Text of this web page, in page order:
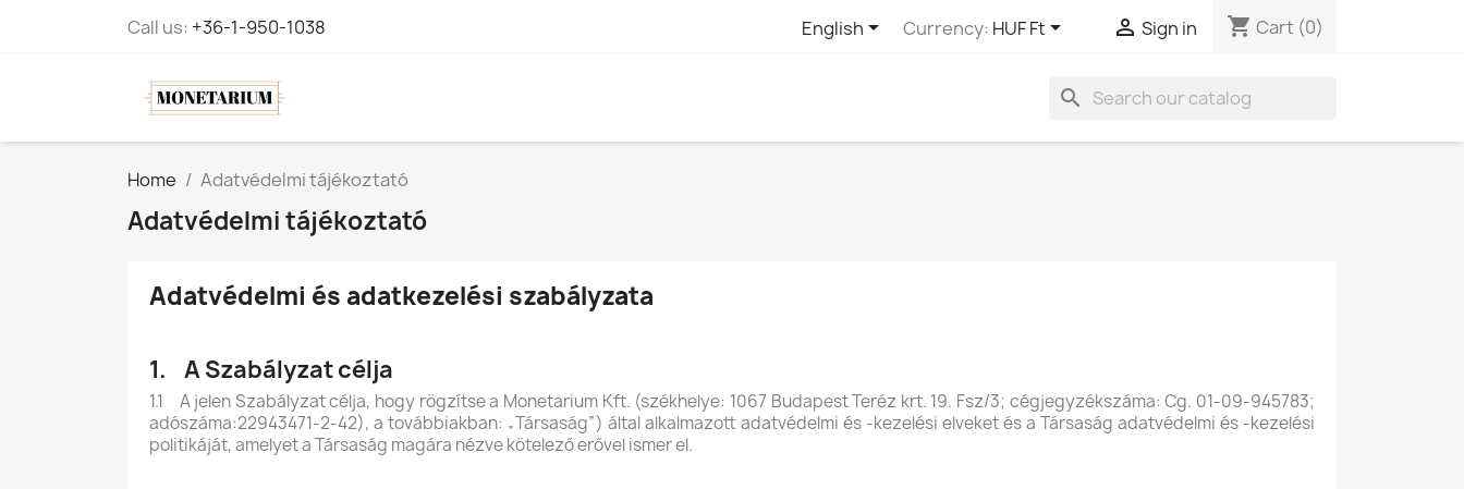
Call us: +36-1-950-1038 English Currency: HUF Ft  Sign in shopping_cart Cart (0)
search
Home Adatvédelmi tájékoztató
Adatvédelmi tájékoztató
Adatvédelmi és adatkezelési szabályzata
1. A Szabályzat célja
1.1 A jelen Szabályzat célja, hogy rögzítse a Monetarium Kft. (székhelye: 1067 Budapest Teréz krt. 19. Fsz/3; cégjegyzékszáma: Cg. 01-09-945783;
adószáma:22943471-2-42), a továbbiakban: „Társaság”) által alkalmazott adatvédelmi és -kezelési elveket és a Társaság adatvédelmi és -kezelési
politikáját, amelyet a Társaság magára nézve kötelező erővel ismer el.